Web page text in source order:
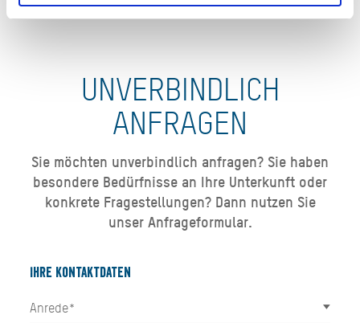
UNVERBINDLICH
ANFRAGEN
Sie möchten unverbindlich anfragen? Sie haben
besondere Bedürfnisse an Ihre Unterkunft oder
konkrete Fragestellungen? Dann nutzen Sie
unser Anfrageformular.
Ihre Kontaktdaten